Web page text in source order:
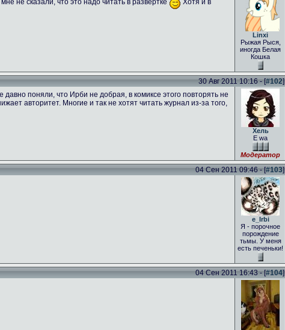
не сказали, что это надо читать в развертке
Хотя и в
Linxi
Рыжая Рыся,
иногда Белая
Кошка
30 Авг 2011 10:16 - [#102]
поняли, что Ирби не добрая, в комиксе этого повторять не
авторитет. Многие и так не хотят читать журнал из-за того,
Хель
E wa
Модератор
04 Сен 2011 09:46 - [#103]
e_Irbi
Я - порочное
порождение
тьмы. У меня
есть печеньки!
04 Сен 2011 16:43 - [#104]